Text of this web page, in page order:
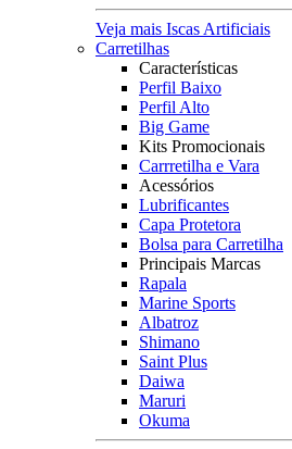
Veja mais Iscas Artificiais
Carretilhas
Características
Perfil Baixo
Perfil Alto
Big Game
Kits Promocionais
Carrretilha e Vara
Acessórios
Lubrificantes
Capa Protetora
Bolsa para Carretilha
Principais Marcas
Rapala
Marine Sports
Albatroz
Shimano
Saint Plus
Daiwa
Maruri
Okuma